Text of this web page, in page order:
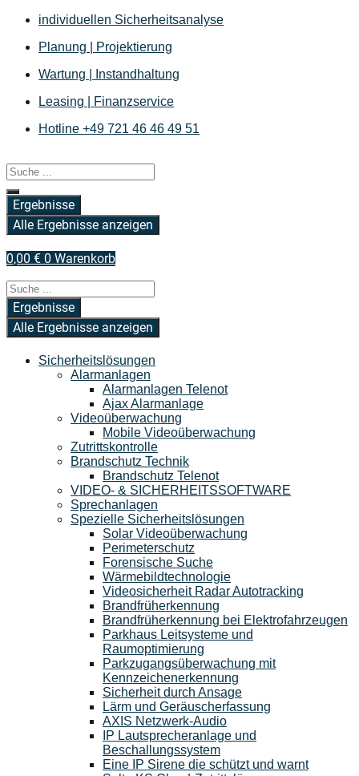
Zum
springen
individuellen Sicherheitsanalyse
Planung | Projektierung
Wartung | Instandhaltung
Leasing | Finanzservice
Hotline +49 721 46 46 49 51
Search
...
Ergebnisse
Alle Ergebnisse anzeigen
0,00 € 0 Warenkorb
Search
...Ergebnisse
Alle Ergebnisse anzeigen
Sicherheitslösungen
Alarmanlagen
Alarmanlagen Telenot
Ajax Alarmanlage
Videoüberwachung
Mobile Videoüberwachung
Zutrittskontrolle
Brandschutz Technik
Brandschutz Telenot
VIDEO- & SICHERHEITSSOFTWARE
Sprechanlagen
Spezielle Sicherheitslösungen
Solar Videoüberwachung
Perimeterschutz
Forensische Suche
Wärmebildtechnologie
Videosicherheit Radar Autotracking​
Brandfrüherkennung
Brandfrüherkennung bei Elektrofahrzeugen
Parkhaus Leitsysteme und
Raumoptimierung
Parkzugangsüberwachung mit
Kennzeichenerkennung
Sicherheit durch Ansage
Lärm und Geräuscherfassung
AXIS Netzwerk-Audio
IP Lautsprecheranlage und
Beschallungssystem
Eine IP Sirene die schützt und warnt